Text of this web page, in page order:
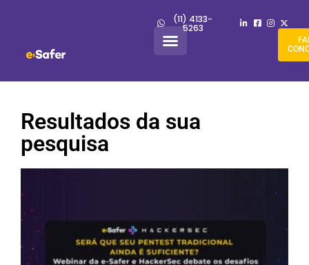
(11) 4133-
5263
Resultados da sua
pesquisa